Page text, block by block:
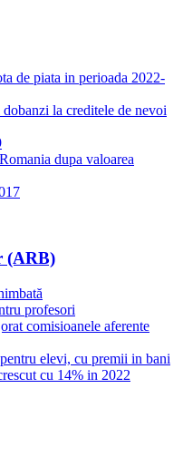
de piata in perioada 2022-
la creditele de nevoi
dupa valoarea
(ARB)
profesori
comisioanele aferente
elevi, cu premii in bani
cu 14% in 2022